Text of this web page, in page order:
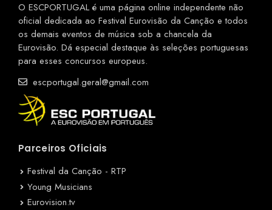
O ESCPORTUGAL é uma página online independente não
oficial dedicada ao Festival Eurovisão da Canção e todos
os demais eventos de música sob a chancela da
Eurovisão. Dá especial destaque às seleções portuguesas
para esses concursos europeus.
escportugal.geral@gmail.com
Parceiros Oficiais
Festival da Canção - RTP
Young Musicians
Eurovision.tv